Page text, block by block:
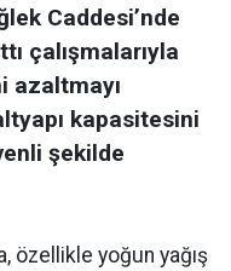
Caddesi’nde
çalışmalarıyla
azaltmayı
kapasitesini
şekilde
özellikle yoğun yağış